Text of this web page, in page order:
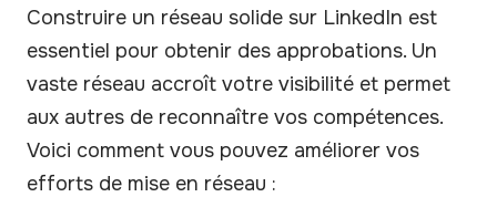
Construire un réseau solide sur LinkedIn est
essentiel pour obtenir des approbations. Un
vaste réseau accroît votre visibilité et permet
aux autres de reconnaître vos compétences.
Voici comment vous pouvez améliorer vos
efforts de mise en réseau :